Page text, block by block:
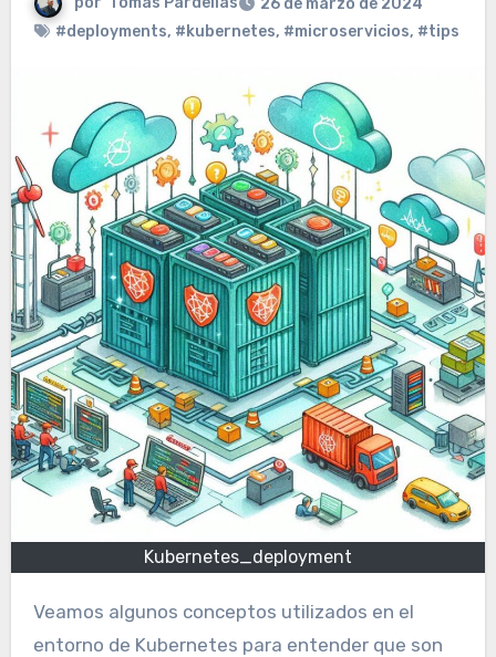
26 de marzo de 2024
#deployments, #kubernetes, #microservicios, #tips
Kubernetes_deployment
Veamos algunos conceptos utilizados en el
entorno de Kubernetes para entender que son